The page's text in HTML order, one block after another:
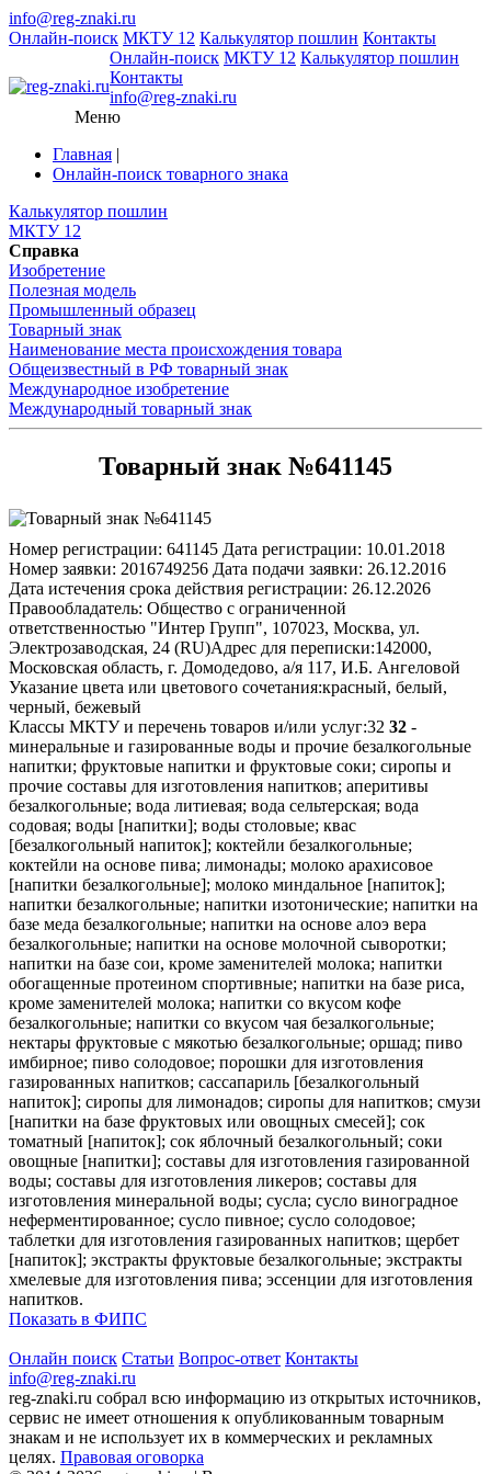
info@reg-znaki.ru
Онлайн-поиск МКТУ 12 Калькулятор пошлин Контакты
Онлайн-поиск МКТУ 12 Калькулятор пошлин
Контакты
info@reg-znaki.ru
Меню
Главная |
Онлайн-поиск товарного знака
Калькулятор пошлин
МКТУ 12
Справка
Изобретение
Полезная модель
Промышленный образец
Товарный знак
Наименование места происхождения товара
Общеизвестный в РФ товарный знак
Международное изобретение
Международный товарный знак
Товарный знак №641145
Номер регистрации: 641145 Дата регистрации: 10.01.2018
Номер заявки: 2016749256 Дата подачи заявки: 26.12.2016
Дата истечения срока действия регистрации: 26.12.2026
Правообладатель: Общество с ограниченной
ответственностью "Интер Групп", 107023, Москва, ул.
Электрозаводская, 24 (RU)Адрес для переписки:142000,
Московская область, г. Домодедово, а/я 117, И.Б. Ангеловой
Указание цвета или цветового сочетания:красный, белый,
черный, бежевый
Классы МКТУ и перечень товаров и/или услуг:32 32 -
минеральные и газированные воды и прочие безалкогольные
напитки; фруктовые напитки и фруктовые соки; сиропы и
прочие составы для изготовления напитков; аперитивы
безалкогольные; вода литиевая; вода сельтерская; вода
содовая; воды [напитки]; воды столовые; квас
[безалкогольный напиток]; коктейли безалкогольные;
коктейли на основе пива; лимонады; молоко арахисовое
[напитки безалкогольные]; молоко миндальное [напиток];
напитки безалкогольные; напитки изотонические; напитки на
базе меда безалкогольные; напитки на основе алоэ вера
безалкогольные; напитки на основе молочной сыворотки;
напитки на базе сои, кроме заменителей молока; напитки
обогащенные протеином спортивные; напитки на базе риса,
кроме заменителей молока; напитки со вкусом кофе
безалкогольные; напитки со вкусом чая безалкогольные;
нектары фруктовые с мякотью безалкогольные; оршад; пиво
имбирное; пиво солодовое; порошки для изготовления
газированных напитков; сассапариль [безалкогольный
напиток]; сиропы для лимонадов; сиропы для напитков; смузи
[напитки на базе фруктовых или овощных смесей]; сок
томатный [напиток]; сок яблочный безалкогольный; соки
овощные [напитки]; составы для изготовления газированной
воды; составы для изготовления ликеров; составы для
изготовления минеральной воды; сусла; сусло виноградное
неферментированное; сусло пивное; сусло солодовое;
таблетки для изготовления газированных напитков; щербет
[напиток]; экстракты фруктовые безалкогольные; экстракты
хмелевые для изготовления пива; эссенции для изготовления
напитков.
Показать в ФИПС
Онлайн поиск Статьи Вопрос-ответ Контакты
info@reg-znaki.ru
reg-znaki.ru собрал всю информацию из открытых источников,
сервис не имеет отношения к опубликованным товарным
знакам и не использует их в коммерческих и рекламных
целях. Правовая оговорка